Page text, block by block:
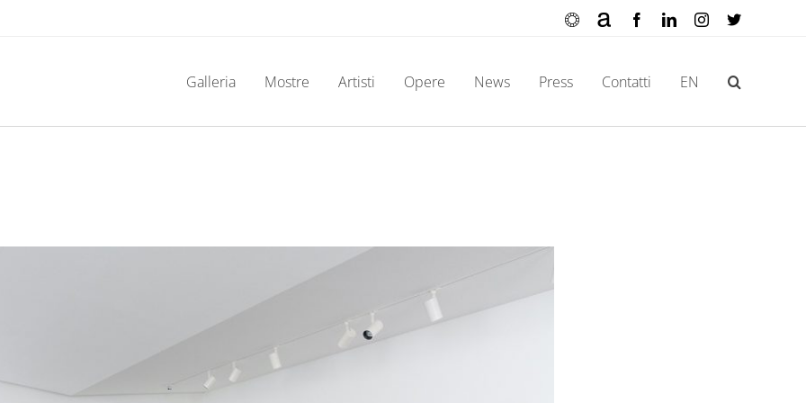
OculaArtnet FacebookLinkedInInstagram
X
Galleria Mostre Artisti Opere News Press Contatti EN